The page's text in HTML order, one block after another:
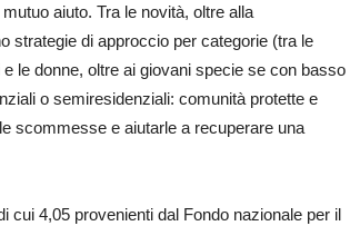
aiuto. Tra le novità, oltre alla
strategie di approccio per categorie (tra le
le donne, oltre ai giovani specie se con basso
o semiresidenziali: comunità protette e
scommesse e aiutarle a recuperare una
cui 4,05 provenienti dal Fondo nazionale per il